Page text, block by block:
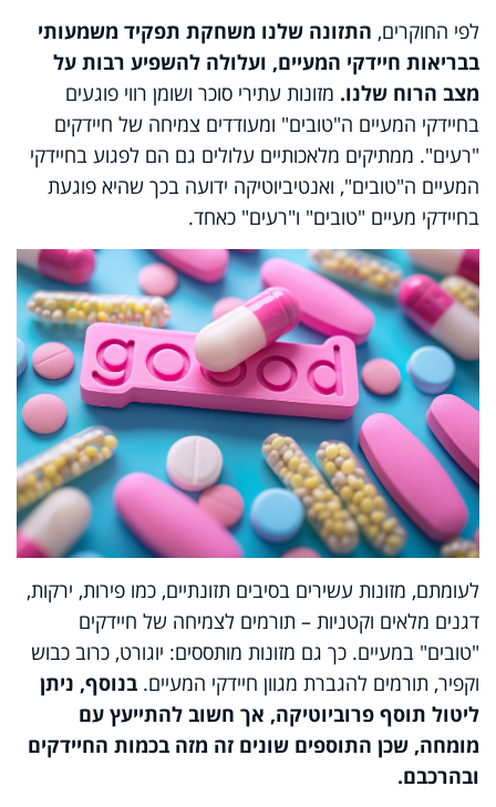
לפי החוקרים, התזונה שלנו משחקת תפקיד משמעותי
בבריאות חיידקי המעיים, ועלולה להשפיע רבות על
מצב הרוח שלנו. מזונות עתירי סוכר ושומן רווי פוגעים
בחיידקי המעיים ה"טובים" ומעודדים צמיחה של חיידקים
"רעים". ממתיקים מלאכותיים עלולים גם הם לפגוע בחיידקי
המעיים ה"טובים", ואנטיביוטיקה ידועה בכך שהיא פוגעת
בחיידקי מעיים "טובים" ו"רעים" כאחד.
לעומתם, מזונות עשירים בסיבים תזונתיים, כמו פירות, ירקות,
דגנים מלאים וקטניות – תורמים לצמיחה של חיידקים
"טובים" במעיים. כך גם מזונות מותססים: יוגורט, כרוב כבוש
וקפיר, תורמים להגברת מגוון חיידקי המעיים. בנוסף, ניתן
ליטול תוסף פרוביוטיקה, אך חשוב להתייעץ עם
מומחה, שכן התוספים שונים זה מזה בכמות החיידקים
ובהרכבם.